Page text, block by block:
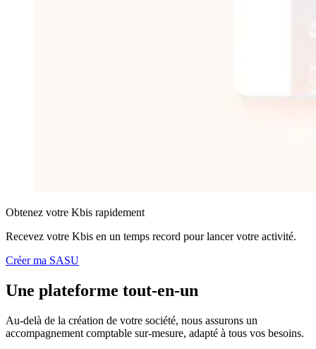
Obtenez votre Kbis rapidement
Recevez votre Kbis en un temps record pour lancer votre activité.
Créer ma SASU
Une plateforme tout-en-un
Au-delà de la création de votre société, nous assurons un
accompagnement comptable sur-mesure, adapté à tous vos besoins.